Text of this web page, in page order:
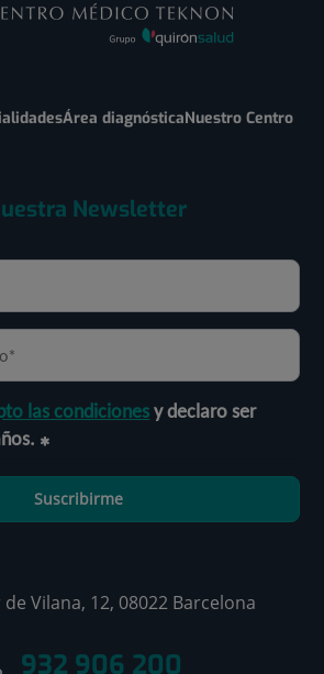
Área diagnósticaNuestro Centro
Newsletter
las condicionesy declaro ser
Suscribirme
Vilana, 12, 08022 Barcelona
932 906 200